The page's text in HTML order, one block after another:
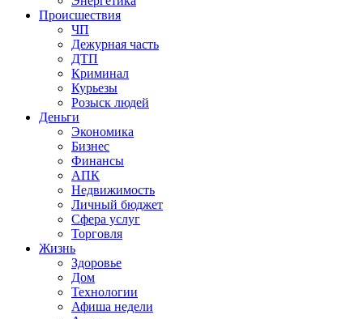
Происшествия
ЧП
Дежурная часть
ДТП
Криминал
Курьезы
Розыск людей
Деньги
Экономика
Бизнес
Финансы
АПК
Недвижимость
Личный бюджет
Сфера услуг
Торговля
Жизнь
Здоровье
Дом
Технологии
Афиша недели